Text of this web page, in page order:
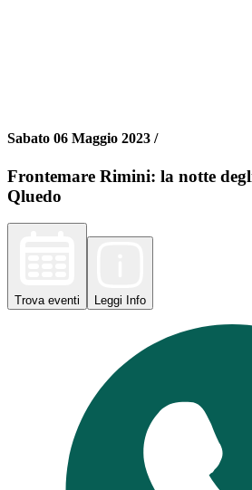
Sabato 06 Maggio 2023 /
Frontemare Rimini: la notte
Qluedo
Trova eventi Leggi Info